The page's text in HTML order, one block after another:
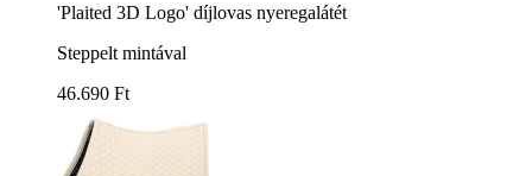
'Plaited 3D Logo' díjlovas nyeregalátét
Steppelt mintával
46.690 Ft